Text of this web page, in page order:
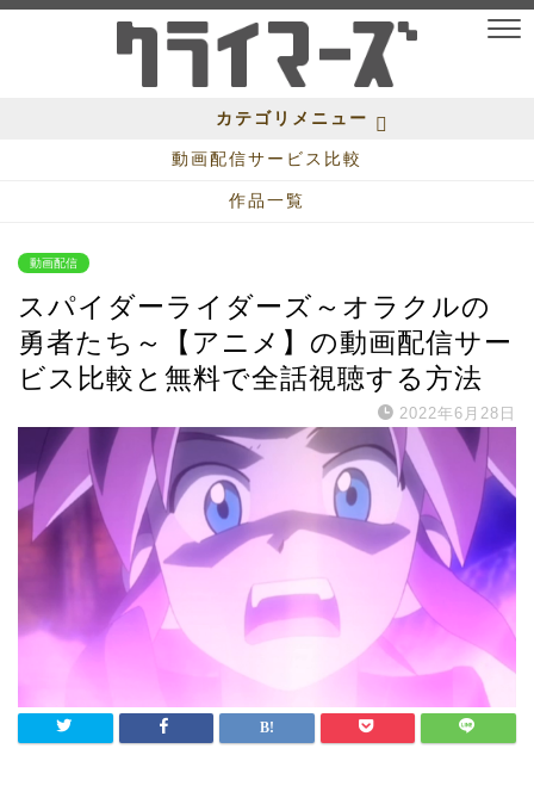
カテゴリメニュー
動画配信サービス比較
作品一覧
動画配信
スパイダーライダーズ～オラクルの
勇者たち～【アニメ】の動画配信サー
ビス比較と無料で全話視聴する方法
2022年6月28日